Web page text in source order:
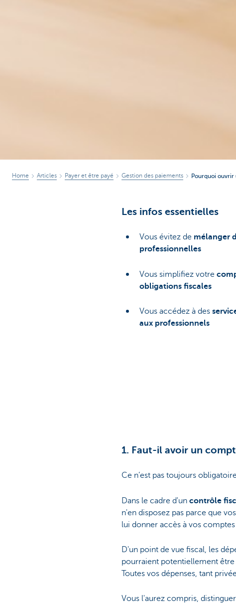
Home Articles Payer et être payé Gestion des paiements Pourquoi ouvrir
Les infos essentielles
Vous évitez de mélanger
professionnelles
Vous simplifiez votre
obligations fiscales
Vous accédez à des
aux professionnels
1. Faut-il avoir un
Ce n’est pas toujours
Dans le cadre d'un contrôle
n'en disposez pas parce que
lui donner accès à vos comptes
D'un point de vue fiscal, les
pourraient potentiellement
Toutes vos dépenses, tant
Vous l'aurez compris,